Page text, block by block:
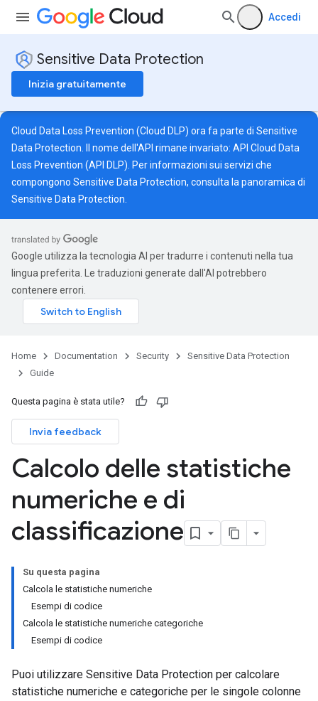
Accedi
Sensitive Data Protection
Inizia gratuitamente
Cloud Data Loss Prevention (Cloud DLP) ora fa parte di Sensitive
Data Protection. Il nome dell'API rimane invariato: API Cloud Data
Loss Prevention (API DLP). Per informazioni sui servizi che
compongono Sensitive Data Protection, consulta la panoramica di
Sensitive Data Protection
Google utilizza la tecnologia AI per tradurre i contenuti nella tua
lingua preferita. Le traduzioni generate dall'AI potrebbero
contenere errori.
Home Documentation Security
Sensitive Data Protection
Guide
Questa pagina è stata utile?
Invia feedback
Calcolo delle statistiche
numeriche e di
classificazione
Su questa pagina
Calcola le statistiche numeriche
Esempi di codice
Calcola le statistiche numeriche categoriche
Esempi di codice
Puoi utilizzare Sensitive Data Protection per calcolare
statistiche numeriche e categoriche per le singole colonne